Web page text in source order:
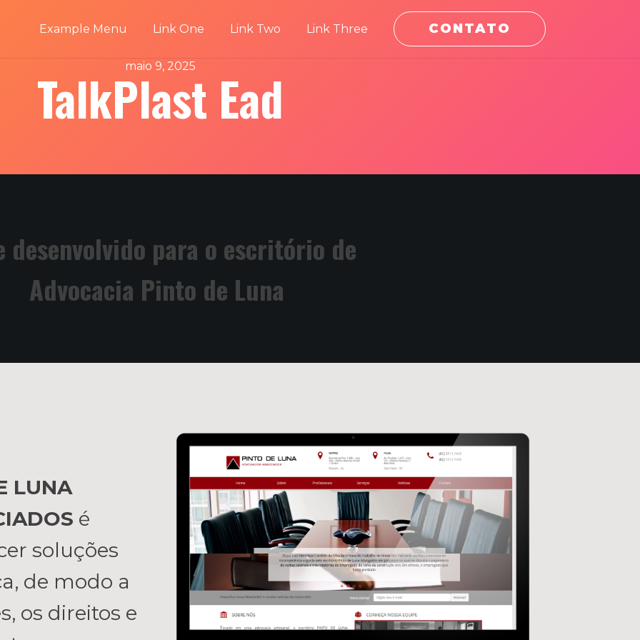
Example Menu Link One Link Two Link Three CONTATO
maio 9, 2025
TalkPlast Ead
desenvolvido para o escritório de
Advocacia Pinto de Luna
LUNA
é
soluções
de modo a
os direitos e